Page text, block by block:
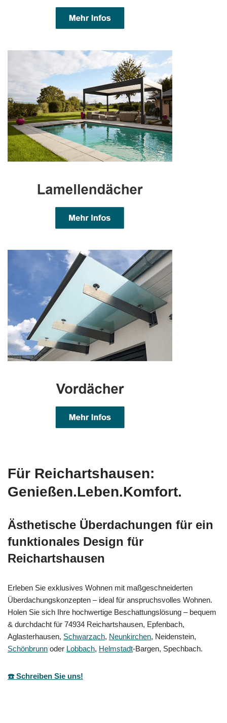
Für Reichartshausen:
Genießen.Leben.Komfort.
Ästhetische Überdachungen für ein
funktionales Design für
Reichartshausen
Erleben Sie exklusives Wohnen mit maßgeschneiderten
Überdachungskonzepten – ideal für anspruchsvolles Wohnen.
Holen Sie sich Ihre hochwertige Beschattungslösung – bequem
& durchdacht für 74934 Reichartshausen, Epfenbach,
Aglasterhausen, Schwarzach, Neunkirchen, Neidenstein,
Schönbrunn oder Lobbach, Helmstadt-Bargen, Spechbach.
☎️ Schreiben Sie uns!